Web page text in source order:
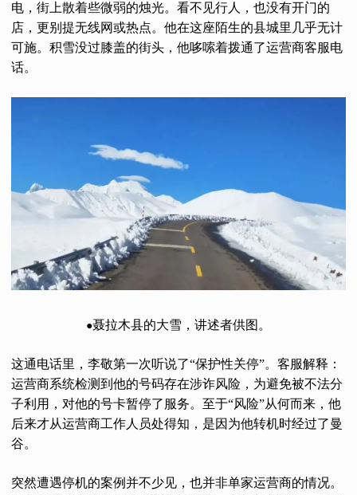
电，街上散着些微弱的烛光。看不见行人，也没有开门的
店，更别提无线网或热点。他在这座陌生的县城里几乎无计
可施。积雪没过膝盖的街头，他哆嗦着拨通了运营商客服电
话。
●聂拉木县的大雪，讲述者供图。
这通电话里，李敬第一次听说了“保护性关停”。客服解释：
运营商系统检测到他的号码存在涉诈风险，为避免被不法分
子利用，对他的号卡暂停了服务。至于“风险”从何而来，他
后来才从运营商工作人员处得知，是因为他转机时经过了曼
谷。
突然遭遇停机的案例并不少见，也并非单家运营商的情况。